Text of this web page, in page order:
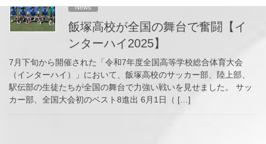
News
飯塚高校が全国の舞台で奮闘【イ
ンターハイ2025】
7月下旬から開催された「令和7年度全国高等学校総合体育大会
（インターハイ）」において、飯塚高校のサッカー部、陸上部、
駅伝部の生徒たちが全国の舞台で力強い戦いを見せました。 サッ
カー部、全国大会初のベスト8進出 6月1日（ […]